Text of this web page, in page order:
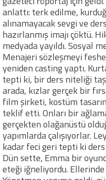
anlattı: terk edilme,
alınamayacak sevgi ve
hazırlanmış imajı çöktü.
medyada yayıldı. Sosyal
Menajeri sözleşmeyi
yeniden casting yaptı.
tepti ki, bir ders niteliği
arada, kızlar gerçek bir
film şirketi, kostüm
teklif etti. Onları bir
gerçekten olağanüstü
yapımlarda çalışıyorlar.
kadar feci geri tepti ki
Dün sette, Emma bir
eteği iğneliyordu. Ellerinde